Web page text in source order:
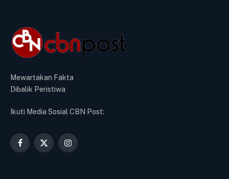
Mewartakan Fakta
Dibalik Peristiwa
Ikuti Media Sosial CBN Post:
Facebook
X
Instagram